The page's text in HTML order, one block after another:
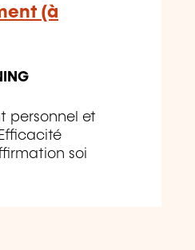
(à
personnel et
soi